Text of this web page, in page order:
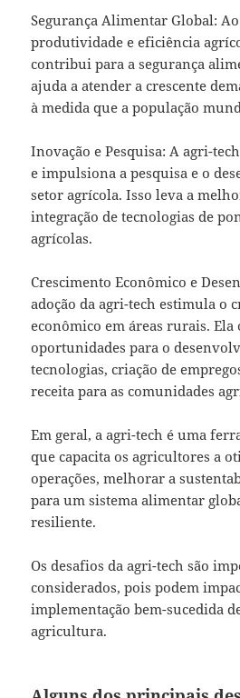
Segurança Alimentar Global:
produtividade e eficiência
contribui para a segurança
ajuda a atender a crescente
à medida que a população
Inovação e Pesquisa: A agri-
e impulsiona a pesquisa e o
setor agrícola. Isso leva a
integração de tecnologias de
agrícolas.
Crescimento Econômico e
adoção da agri-tech estimula o
econômico em áreas rurais. Ela
oportunidades para o
tecnologias, criação de
receita para as comunidades
Em geral, a agri-tech é uma
que capacita os agricultores a
operações, melhorar a
para um sistema alimentar
resiliente.
Os desafios da agri-tech são
considerados, pois podem
implementação bem-sucedida
agricultura.